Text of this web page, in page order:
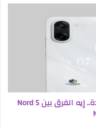
OnePlus نزلت موبايلات نورد جديدة.. إيه الفرق بين Nord 5